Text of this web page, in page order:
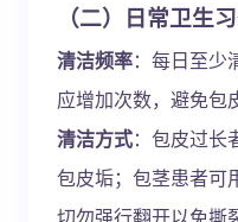
（二）日常卫生
清洁频率：每日至少
应增加次数，避免包
清洁方式：包皮过长
包皮垢；包茎患者可